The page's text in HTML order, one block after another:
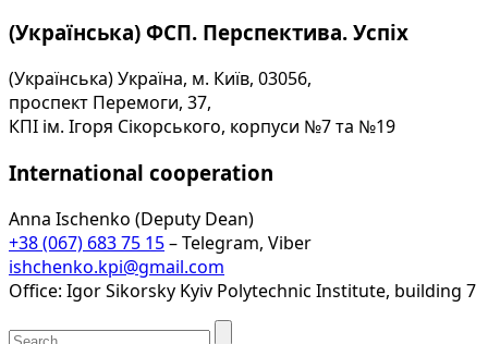
(Українська) ФСП. Перспектива. Успіх
(Українська) Україна, м. Київ, 03056,
проспект Перемоги, 37,
КПІ ім. Ігоря Сікорського, корпуси №7 та №19
International cooperation
Anna Ischenko (Deputy Dean)
+38 (067) 683 75 15– Telegram, Viber
ishchenko.kpi@gmail.com
Office: Igor Sikorsky Kyiv Polytechnic Institute, building 7